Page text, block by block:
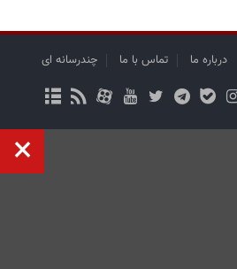
درباره ما تماس با ما چندرسانه ای